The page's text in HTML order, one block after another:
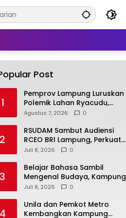
Post
1
Pemprov Lampung Luruskan
Polemik Lahan Ryacudu,
Tegaskan Tanah yang
Provinsi
Agustus 7, 2026 0
2
RSUDAM Sambut Audiensi
RCEO BRI Lampung, Perkuat
Kolaborasi untuk
SDM
Juli 8, 2026 0
3
Belajar Bahasa Sambil
Mengenal Budaya, Kampung
Prancis Metro Diminati
Juli 8, 2026 0
4
Unila dan Pemkot Metro
Kembangkan Kampung